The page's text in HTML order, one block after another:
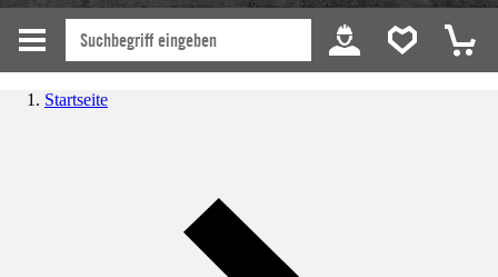
Startseite